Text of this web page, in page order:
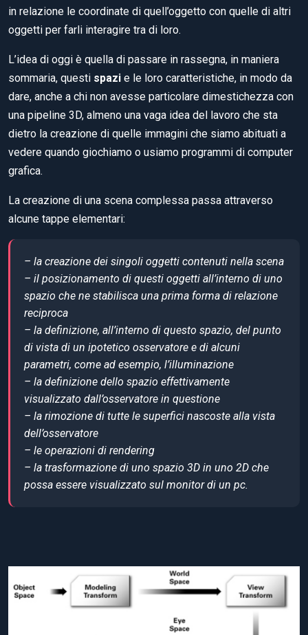
in relazione le coordinate di quell’oggetto con quelle di altri
oggetti per farli interagire tra di loro.
L’idea di oggi è quella di passare in rassegna, in maniera
sommaria, questi spazi e le loro caratteristiche, in modo da
dare, anche a chi non avesse particolare dimestichezza con
una pipeline 3D, almeno una vaga idea del lavoro che sta
dietro la creazione di quelle immagini che siamo abituati a
vedere quando giochiamo o usiamo programmi di computer
grafica.
La creazione di una scena complessa passa attraverso
alcune tappe elementari:
– la creazione dei singoli oggetti contenuti nella scena
– il posizionamento di questi oggetti all’interno di uno
spazio che ne stabilisca una prima forma di relazione
reciproca
– la definizione, all’interno di questo spazio, del punto
di vista di un ipotetico osservatore e di alcuni
parametri, come ad esempio, l’illuminazione
– la definizione dello spazio effettivamente
visualizzato dall’osservatore in questione
– la rimozione di tutte le superfici nascoste alla vista
dell’osservatore
– le operazioni di rendering
– la trasformazione di uno spazio 3D in uno 2D che
possa essere visualizzato sul monitor di un pc.